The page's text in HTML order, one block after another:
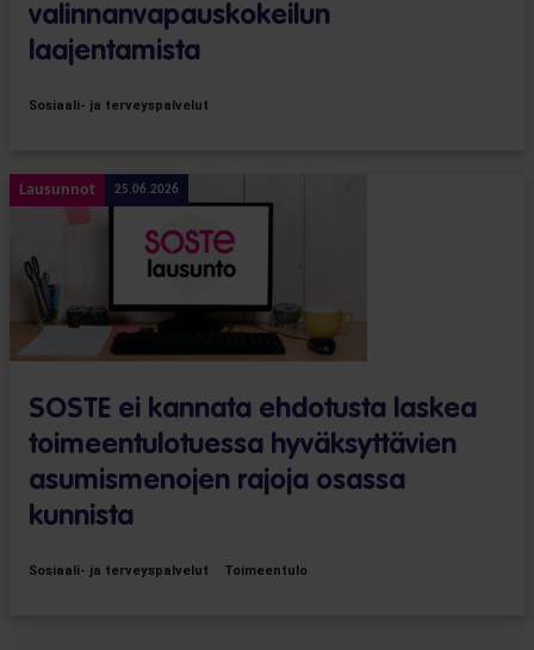
valinnanvapaus­kokeilun
laajentamista
Sosiaali- ja terveyspalvelut
Lausunnot 25.06.2026
SOSTE ei kannata ehdotusta laskea
toimeentulotuessa hyväksyttävien
asumismenojen rajoja osassa
kunnista
Sosiaali- ja terveyspalvelut Toimeentulo